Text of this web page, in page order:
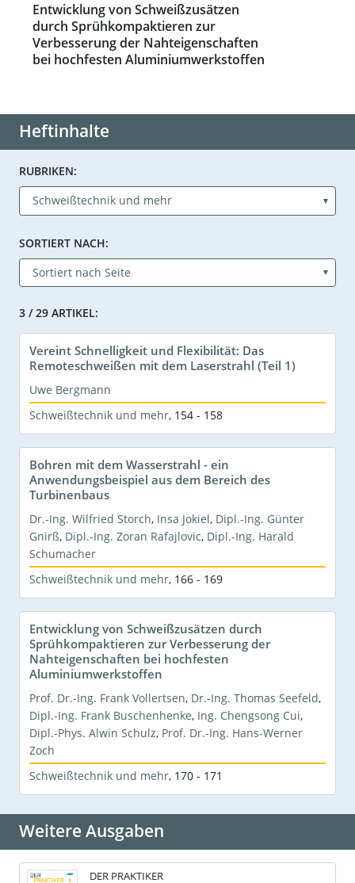
Entwicklung von Schweißzusätzen
durch Sprühkompaktieren zur
Verbesserung der Nahteigenschaften
bei hochfesten Aluminiumwerkstoffen
Heftinhalte
RUBRIKEN:
SORTIERT NACH:
3 / 29 ARTIKEL:
Vereint Schnelligkeit und Flexibilität: Das
Remoteschweißen mit dem Laserstrahl (Teil 1)
Uwe Bergmann
Schweißtechnik und mehr, 154 - 158
Bohren mit dem Wasserstrahl - ein
Anwendungsbeispiel aus dem Bereich des
Turbinenbaus
Dr.-Ing. Wilfried Storch, Insa Jokiel, Dipl.-Ing. Günter
Gnirß, Dipl.-Ing. Zoran Rafajlovic, Dipl.-Ing. Harald
Schumacher
Schweißtechnik und mehr, 166 - 169
Entwicklung von Schweißzusätzen durch
Sprühkompaktieren zur Verbesserung der
Nahteigenschaften bei hochfesten
Aluminiumwerkstoffen
Prof. Dr.-Ing. Frank Vollertsen, Dr.-Ing. Thomas Seefeld,
Dipl.-Ing. Frank Buschenhenke, Ing. Chengsong Cui,
Dipl.-Phys. Alwin Schulz, Prof. Dr.-Ing. Hans-Werner
Zoch
Schweißtechnik und mehr, 170 - 171
Weitere Ausgaben
DER PRAKTIKER